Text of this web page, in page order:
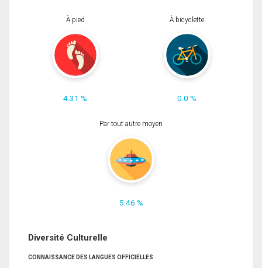
À pied
4.31 %
À bicyclette
0.0 %
Par tout autre moyen
5.46 %
Diversité Culturelle
CONNAISSANCE DES LANGUES OFFICIELLES